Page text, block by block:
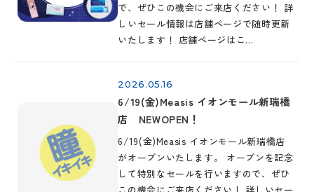
で、ぜひこの機会にご来店ください！ 詳
しいセール情報は店舗ページで随時更新
いたします！ 店舗ページはこ…
2026.05.16
6/19(金)Measis イオンモール新瑞橋
店 NEWOPEN！
6/19(金)Measis イオンモール新瑞橋店
がオープンいたします。 オープンを記念
して特別なセールを行いますので、ぜひ
この機会にご来店ください！ 詳しいセー